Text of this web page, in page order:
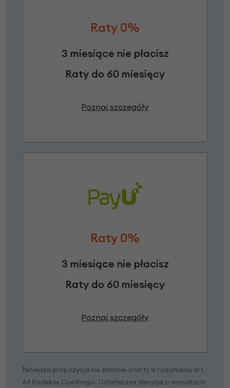
Raty 0%
3 miesiące nie płacisz
Raty do 60 miesięcy
Poznaj szczegóły
Raty 0%
3 miesiące nie płacisz
Raty do 60 miesięcy
Poznaj szczegóły
Niniejsza propozycja nie stanowi oferty w rozumieniu art.
66 Kodeksu Cywilnego. Ostateczna decyzja o warunkach